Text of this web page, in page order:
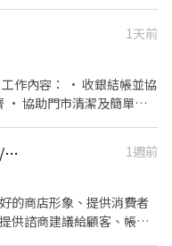
1天前
• 協助門市清潔及簡單打
高雄市鳳山區7-ELEVEN門市早/晚/夜班服務人員
1週前
的商店形象、提供消費者
供諮商建議給顧客、帳務